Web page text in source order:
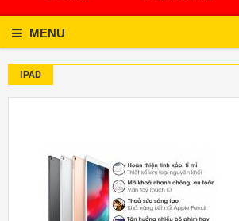
MENU
IPAD